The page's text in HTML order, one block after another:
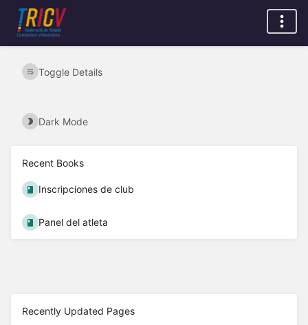
Toggle Details
Dark Mode
Recent Books
Inscripciones de club
Panel del atleta
Recently Updated Pages